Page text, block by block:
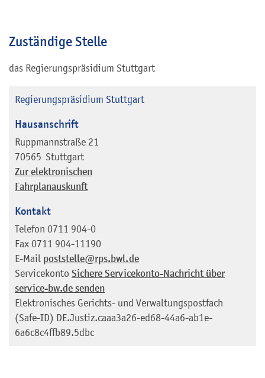
Zuständige Stelle
das Regierungspräsidium Stuttgart
Regierungspräsidium Stuttgart
Hausanschrift
Ruppmannstraße 21
70565 Stuttgart
Zur elektronischen
Fahrplanauskunft
Kontakt
Telefon 0711 904-0
Fax 0711 904-11190
E-Mail poststelle@rps.bwl.de
Servicekonto Sichere Servicekonto-Nachricht über
service-bw.de senden
Elektronisches Gerichts- und Verwaltungspostfach
(Safe-ID) DE.Justiz.caaa3a26-ed68-44a6-ab1e-
6a6c8c4ffb89.5dbc